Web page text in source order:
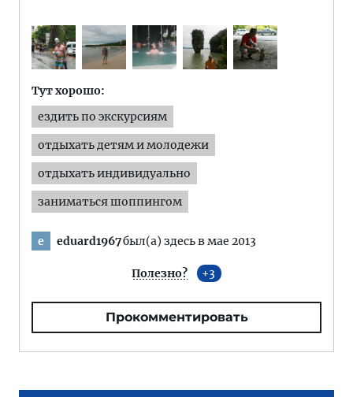
Тут хорошо:
ездить по экскурсиям
отдыхать детям и молодежи
отдыхать индивидуально
заниматься шоппингом
e eduard1967был(а) здесь в мае 2013
Полезно? 3
Прокомментировать